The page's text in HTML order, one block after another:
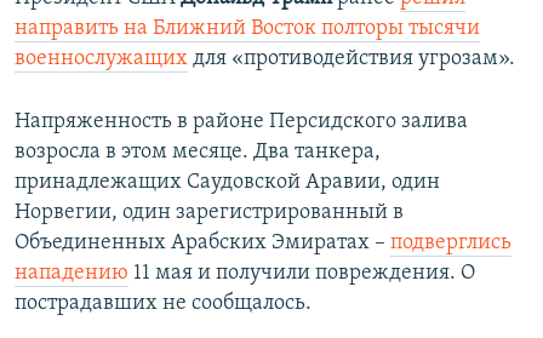
направить на Ближний Восток полторы тысячи
военнослужащих для «противодействия угрозам».
Напряженность в районе Персидского залива
возросла в этом месяце. Два танкера,
принадлежащих Саудовской Аравии, один
Норвегии, один зарегистрированный в
Объединенных Арабских Эмиратах – подверглись
нападению 11 мая и получили повреждения. О
пострадавших не сообщалось.